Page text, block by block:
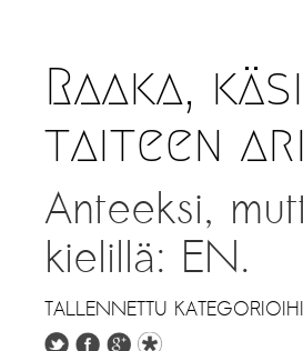
Raaka,
taiteen
Anteeksi,
kielillä: EN.
TALLENNETTU